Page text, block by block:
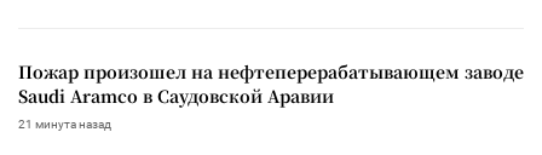
Пожар произошел на нефтеперерабатывающем заводе
Saudi Aramco в Саудовской Аравии
21 минута назад